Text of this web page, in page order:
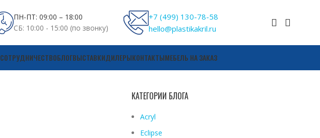
ПН-ПТ: 09:00 – 18:00
СБ: 10:00 - 15:00 (по звонку)
+7 (499) 130-78-58
hello@plastikakril.ru
СОТРУДНИЧЕСТВОБЛОГВЫСТАВКИДИЛЕРЫКОНТАКТЫМЕБЕЛЬ НА ЗАКАЗ
КАТЕГОРИИ БЛОГА
Acryl
Eclipse